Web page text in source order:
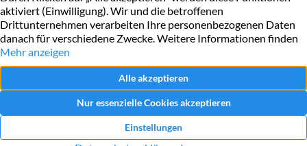
Kontakt
+49 40 600
Schreiben Sie uns
Immobilienmakler SaselImmobilienmakler Rahlstedt